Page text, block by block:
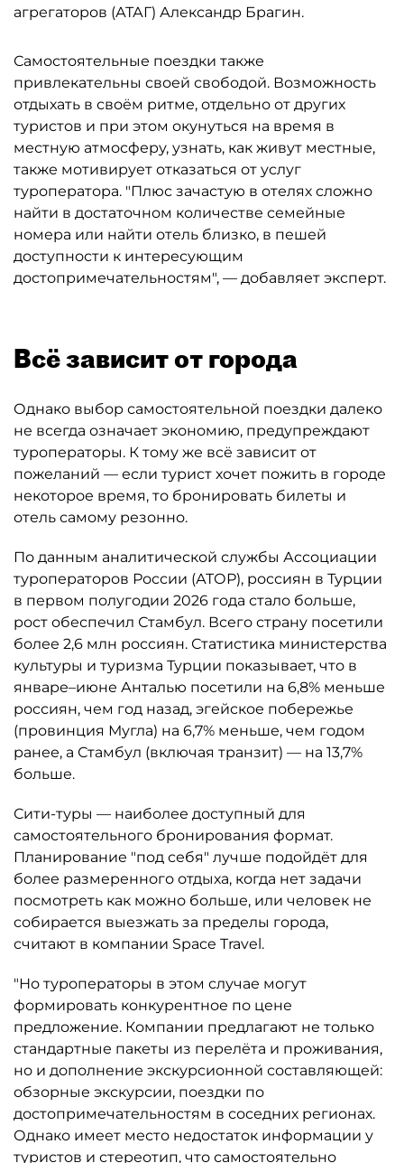
агрегаторов (АТАГ) Александр Брагин.
Самостоятельные поездки также
привлекательны своей свободой. Возможность
отдыхать в своём ритме, отдельно от других
туристов и при этом окунуться на время в
местную атмосферу, узнать, как живут местные,
также мотивирует отказаться от услуг
туроператора. "Плюс зачастую в отелях сложно
найти в достаточном количестве семейные
номера или найти отель близко, в пешей
доступности к интересующим
достопримечательностям", — добавляет эксперт.
Всё зависит от города
Однако выбор самостоятельной поездки далеко
не всегда означает экономию, предупреждают
туроператоры. К тому же всё зависит от
пожеланий — если турист хочет пожить в городе
некоторое время, то бронировать билеты и
отель самому резонно.
По данным аналитической службы Ассоциации
туроператоров России (АТОР), россиян в Турции
в первом полугодии 2026 года стало больше,
рост обеспечил Стамбул. Всего страну посетили
более 2,6 млн россиян. Статистика министерства
культуры и туризма Турции показывает, что в
январе–июне Анталью посетили на 6,8% меньше
россиян, чем год назад, эгейское побережье
(провинция Мугла) на 6,7% меньше, чем годом
ранее, а Стамбул (включая транзит) — на 13,7%
больше.
Сити-туры — наиболее доступный для
самостоятельного бронирования формат.
Планирование "под себя" лучше подойдёт для
более размеренного отдыха, когда нет задачи
посмотреть как можно больше, или человек не
собирается выезжать за пределы города,
считают в компании Space Travel.
"Но туроператоры в этом случае могут
формировать конкурентное по цене
предложение. Компании предлагают не только
стандартные пакеты из перелёта и проживания,
но и дополнение экскурсионной составляющей:
обзорные экскурсии, поездки по
достопримечательностям в соседних регионах.
Однако имеет место недостаток информации у
туристов и стереотип, что самостоятельно